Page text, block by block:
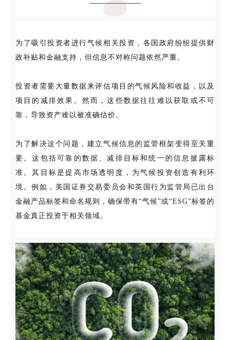
为了吸引投资者进行气候相关投资，各国政府纷纷提供财
政补贴和金融支持，但信息不对称问题依然严重。
投资者需要大量数据来评估项目的气候风险和收益，以及
项目的减排效果。然而，这些数据往往难以获取或不可
靠，导致资产难以被准确估价。
为了解决这个问题，建立气候信息的监管框架变得至关重
要。这包括可靠的数据、减排目标和统一的信息披露标
准。其目标是提高市场透明度，为气候投资创造有利环
境。例如，美国证券交易委员会和英国行为监管局已出台
金融产品标签和命名规则，确保带有“气候”或“ESG”标签的
基金真正投资于相关领域。